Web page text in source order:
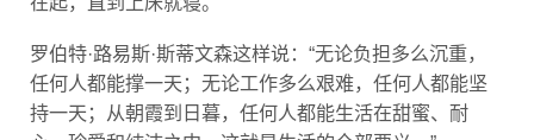
任何人都能撑一天；无论工作多么艰难，任何人都能坚
持一天；从朝霞到日暮，任何人都能生活在甜蜜、耐
心、珍爱和纯洁之中。这就是生活的全部要义。”